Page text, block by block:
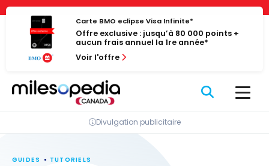
Panneau de gestion des cookies
Passer
contenu
Carte BMO eclipse Visa Infinite*
Offre exclusive : jusqu’à 80 000 points +
aucun frais annuel la 1re année*
Voir l'offre
Divulgation publicitaire
GUIDES TUTORIELS